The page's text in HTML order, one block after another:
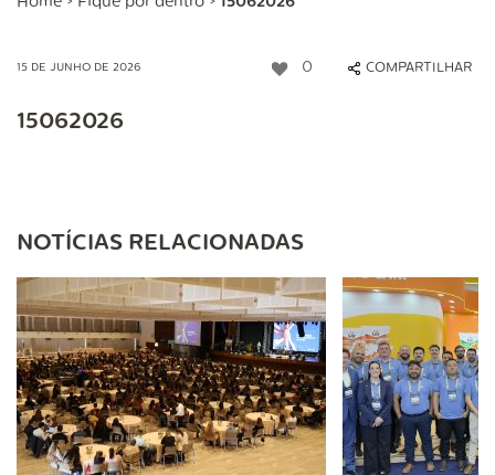
15 DE JUNHO DE 2026 0 COMPARTILHAR
15062026
NOTÍCIAS RELACIONADAS